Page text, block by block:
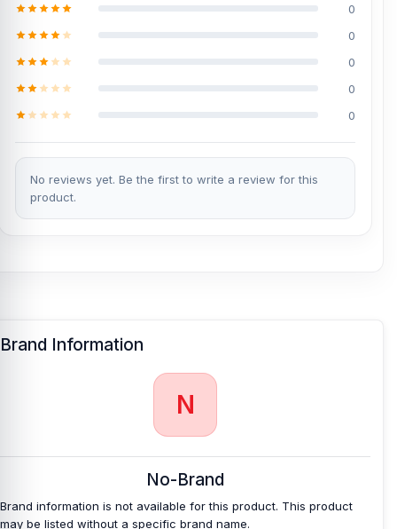
0
0
0
0
0
No reviews yet. Be the first to write a review for this
product.
Brand Information
N
No-Brand
Brand information is not available for this product. This product
may be listed without a specific brand name.